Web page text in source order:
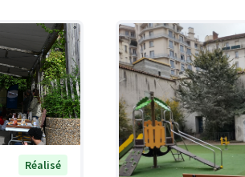
Réalisé